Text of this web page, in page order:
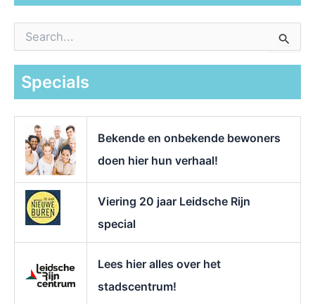
a
Specials
Bekende en onbekende bewoners
doen hier hun verhaal!
Viering 20 jaar Leidsche Rijn
special
Lees hier alles over het
stadscentrum!